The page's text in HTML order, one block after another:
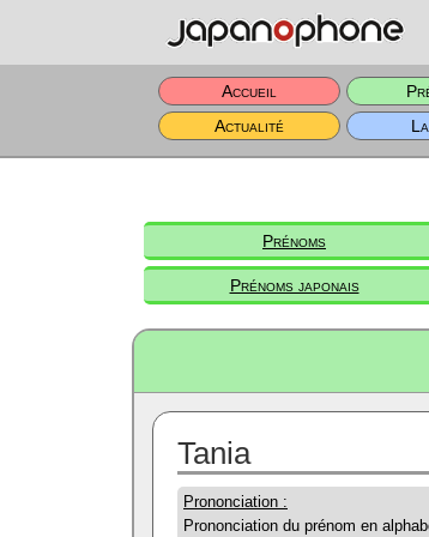
Accueil
Actualité
Prénoms
Prénoms japonais
Tania
Prononciation :
Prononciation du prénom en